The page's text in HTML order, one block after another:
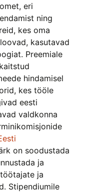
eri
ning
kes oma
kasutavad
Preemiale
hindamisel
kes tööle
eesti
valdkonna
on soodustada
ja
ja
Stipendiumile